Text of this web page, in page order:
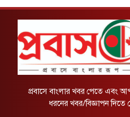
প্রবাসে বাংলার খবর পেতে এবং
ধরনের খবর/বিজ্ঞাপন